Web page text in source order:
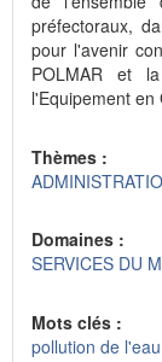
préfectoraux,
pour l'avenir
POLMAR et
l'Equipement en
Thèmes :
Domaines :
SERVICES DU
Mots clés :
pollution de l'eau